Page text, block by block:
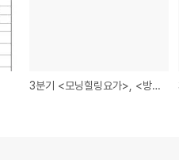
3분기 <모닝힐링요가>, <방송댄스> 정원 마감